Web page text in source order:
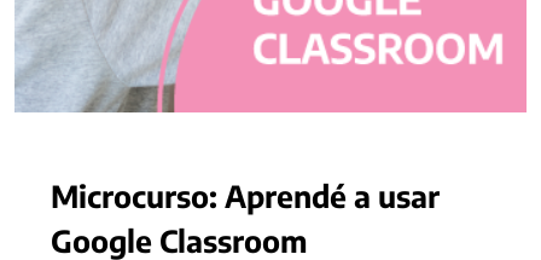
Microcurso: Aprendé a usar
Google Classroom